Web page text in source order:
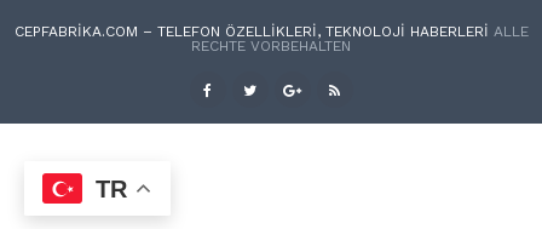
CEPFABRIKA.COM – TELEFON ÖZELLIKLERI, TEKNOLOJI HABERLERI ALLE
RECHTE VORBEHALTEN
TR